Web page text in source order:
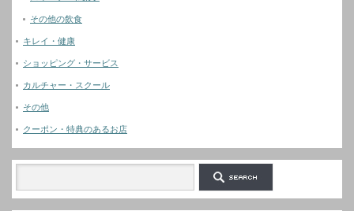
その他の飲食
キレイ・健康
ショッピング・サービス
カルチャー・スクール
その他
クーポン・特典のあるお店